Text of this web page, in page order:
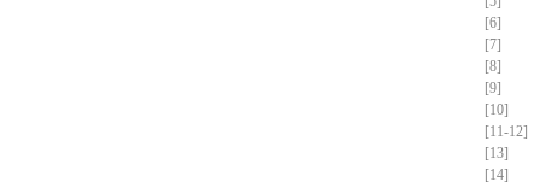
[6]
[7]
[8]
[9]
[10]
[11-12]
[13]
[14]